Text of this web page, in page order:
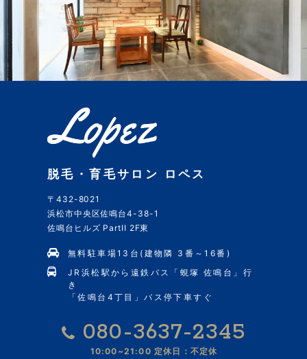
脱毛・育毛サロン ロペス
〒432-8021
浜松市中央区佐鳴台4-38-1
佐鳴台ヒルズ PartII 2F東
無料駐車場13台(建物隣 3番～16番)
JR浜松駅から遠鉄バス「蜆塚 佐鳴台」行
き
「佐鳴台4丁目」バス停下車すぐ
080-3637-2345
10:00~21:00 定休日：不定休